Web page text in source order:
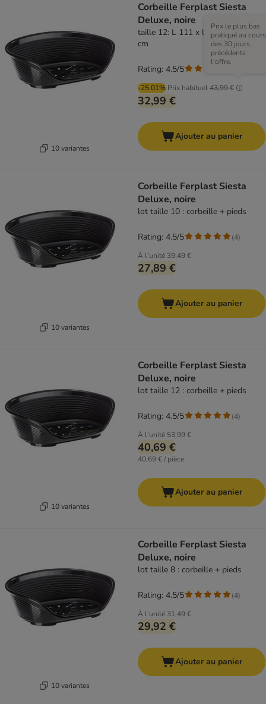
10 variantes
Corbeille Ferplast Siesta
Deluxe, noire
taille 12: L 111 x l 80,5 x H 33,5
cm
-25.01% Prix habituel43,99 €
Prix le plus bas
pratiqué au cours
des 30 jours
précédents
l'offre.
32,99 €
Rating: 4.5/5
Ajouter au panier
10 variantes
Corbeille Ferplast Siesta
Deluxe, noire
lot taille 10 : corbeille + pieds
À l'unité 39,49 €
27,89 €
Rating: 4.5/5 (4)
Ajouter au panier
10 variantes
Corbeille Ferplast Siesta
Deluxe, noire
lot taille 12 : corbeille + pieds
À l'unité 53,99 €
40,69 €
40,69 € / pièce
Rating: 4.5/5 (4)
Ajouter au panier
10 variantes
Corbeille Ferplast Siesta
Deluxe, noire
lot taille 8 : corbeille + pieds
À l'unité 31,49 €
29,92 €
Rating: 4.5/5 (4)
Ajouter au panier